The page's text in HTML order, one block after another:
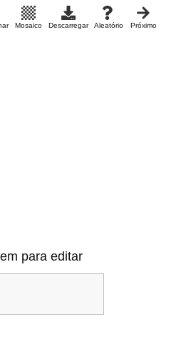
Mosaico Descarregar Aleatório Próximo
para editar